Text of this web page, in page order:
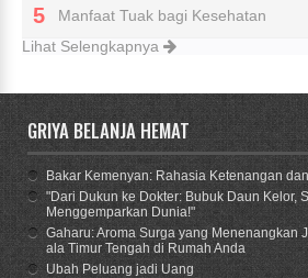
Manfaat Tuak bagi Kesehatan
Lihat Selengkapnya
GRIYA BELANJA HEMAT
Bakar Kemenyan: Rahasia Ketenangan
"Dari Dukun ke Dokter: Bubuk Daun Kelor,
Menggemparkan Dunia!"
Gaharu: Aroma Surga yang Menenangkan
ala Timur Tengah di Rumah Anda
Ubah Peluang jadi Uang